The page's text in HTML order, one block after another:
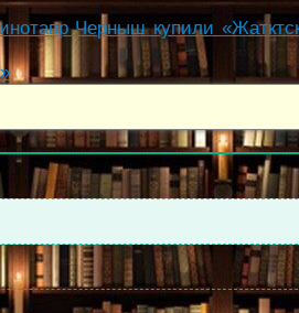
Черныш купили
»